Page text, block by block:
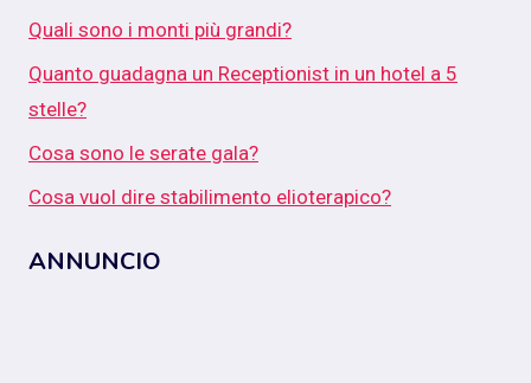
Quali sono i monti più grandi?
Quanto guadagna un Receptionist in un hotel a 5
stelle?
Cosa sono le serate gala?
Cosa vuol dire stabilimento elioterapico?
ANNUNCIO